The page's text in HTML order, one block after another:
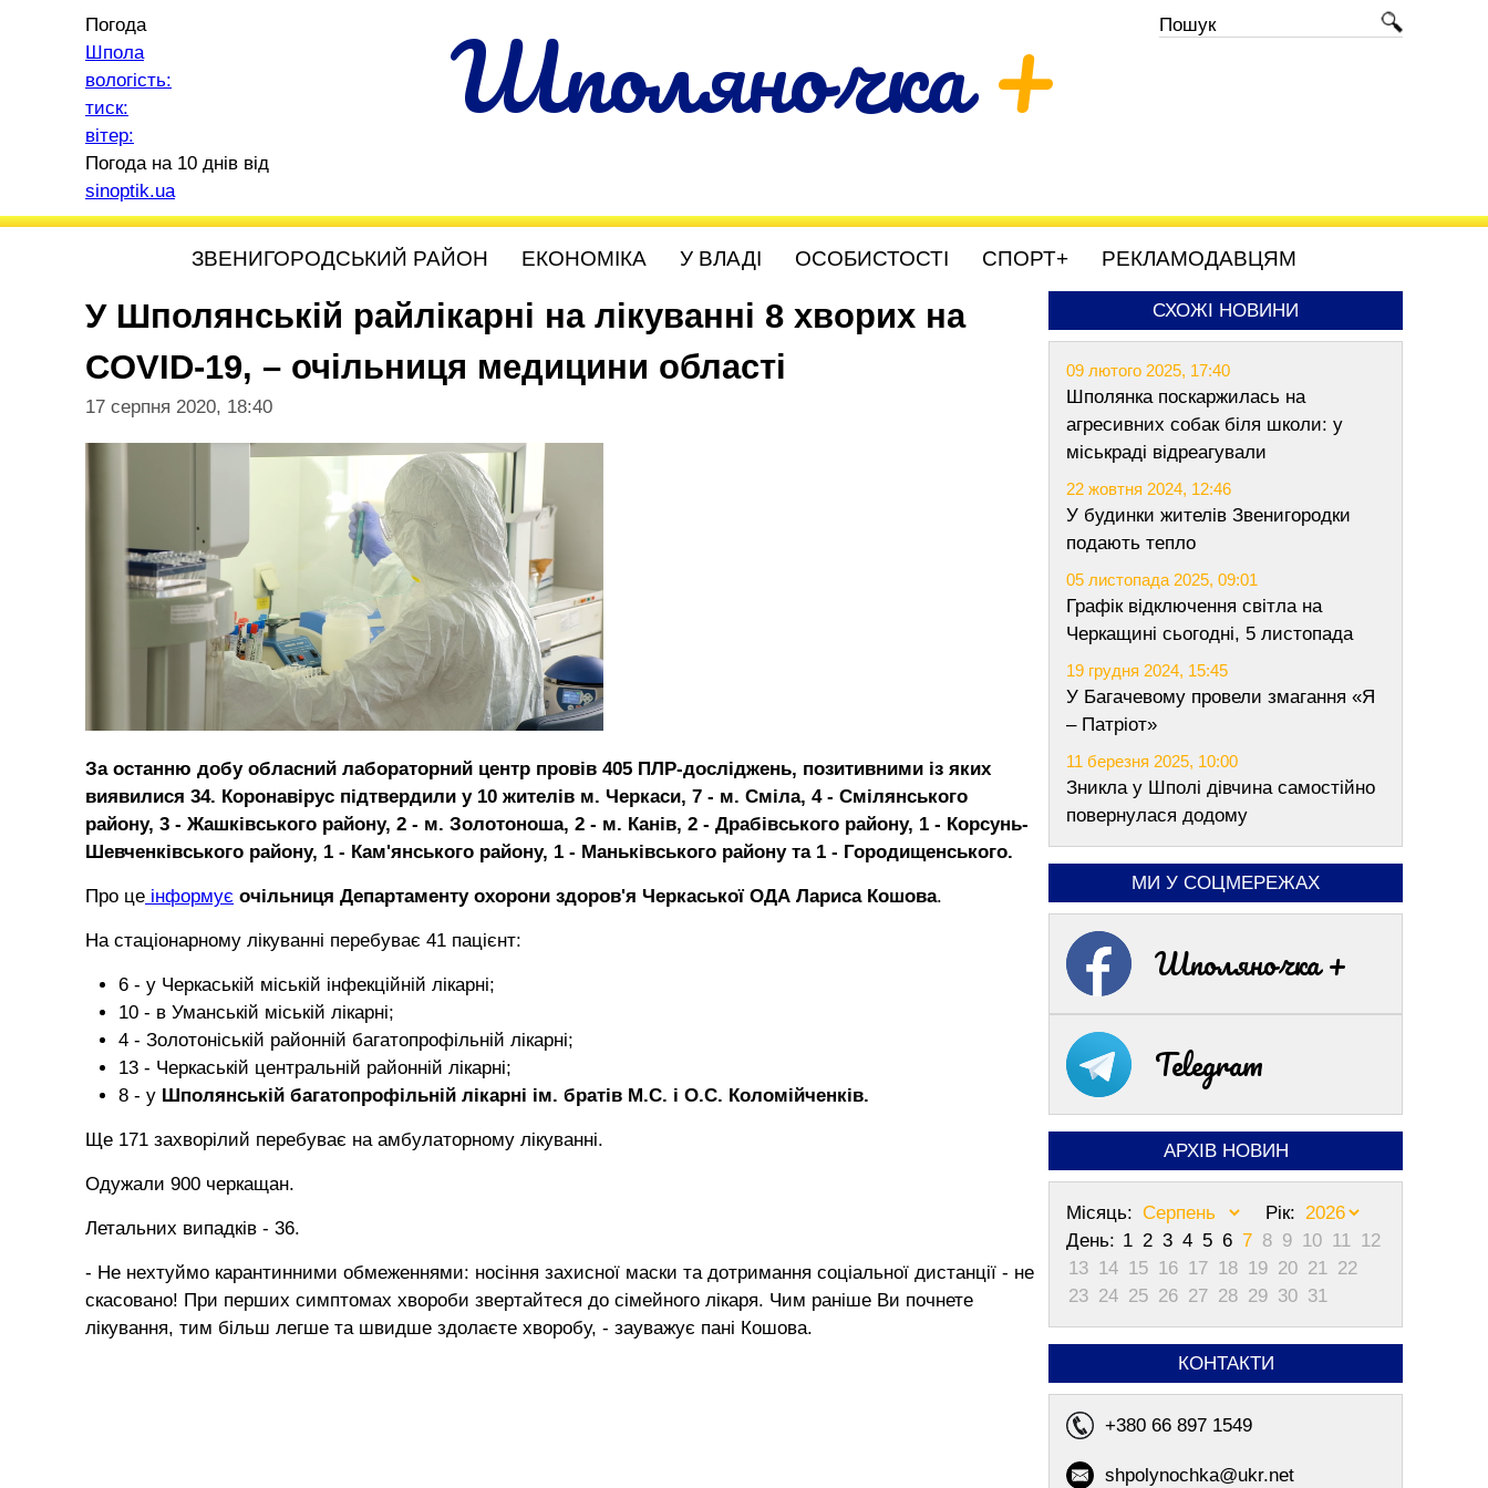
Шполяночка+
Погода
Шпола
вологість:
тиск:
вітер:
Погода на 10 днів від
sinoptik.ua
ЗВЕНИГОРОДСЬКИЙ РАЙОН ЕКОНОМІКА У ВЛАДІ ОСОБИСТОСТІ СПОРТ+ РЕКЛАМОДАВЦЯМ
У Шполянській райлікарні на лікуванні 8 хворих на
COVID-19, – очільниця медицини області
17 серпня 2020, 18:40
За останню добу обласний лабораторний центр провів 405 ПЛР-досліджень, позитивними із яких
виявилися 34. Коронавірус підтвердили у 10 жителів м. Черкаси, 7 - м. Сміла, 4 - Смілянського
району, 3 - Жашківського району, 2 - м. Золотоноша, 2 - м. Канів, 2 - Драбівського району, 1 - Корсунь-
Шевченківського району, 1 - Кам'янського району, 1 - Маньківського району та 1 - Городищенського.
Про це інформує очільниця Департаменту охорони здоров'я Черкаської ОДА Лариса Кошова.
На стаціонарному лікуванні перебуває 41 пацієнт:
6 - у Черкаській міській інфекційній лікарні;
10 - в Уманській міській лікарні;
4 - Золотоніській районній багатопрофільній лікарні;
13 - Черкаській центральній районній лікарні;
8 - у Шполянській багатопрофільній лікарні ім. братів М.С. і О.С. Коломійченків.
Ще 171 захворілий перебуває на амбулаторному лікуванні.
Одужали 900 черкащан.
Летальних випадків - 36.
- Не нехтуймо карантинними обмеженнями: носіння захисної маски та дотримання соціальної дистанції - не
скасовано! При перших симптомах хвороби звертайтеся до сімейного лікаря. Чим раніше Ви почнете
лікування, тим більш легше та швидше здолаєте хворобу, - зауважує пані Кошова.
СХОЖІ НОВИНИ
09 лютого 2025, 17:40
Шполянка поскаржилась на
агресивних собак біля школи: у
міськраді відреагували
22 жовтня 2024, 12:46
У будинки жителів Звенигородки
подають тепло
05 листопада 2025, 09:01
Графік відключення світла на
Черкащині сьогодні, 5 листопада
19 грудня 2024, 15:45
У Багачевому провели змагання «Я
– Патріот»
11 березня 2025, 10:00
Зникла у Шполі дівчина самостійно
повернулася додому
МИ У СОЦМЕРЕЖАХ
Шполяночка +
Telegram
АРХІВ НОВИН
Місяць:
Рік:
День: 1 2 3 4 5 6 7 8 9 10 11 12
13 14 15 16 17 18 19 20 21 22
23 24 25 26 27 28 29 30 31
КОНТАКТИ
+380 66 897 1549
shpolynochka@ukr.net